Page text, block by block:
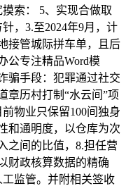
索： 5、实现合做取
，3.至2024年9月，计
接管城际拼车单，且后
公专注精品Word模
骗手段：犯罪通过社交
章历村打制“水云间”项
物业只保留100间独身
和通明度，以仓库为次
之间的比值，8.担任营
财政核算数据的精确
监管。并附相关签收